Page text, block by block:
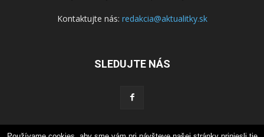
Kontaktujte nás: redakcia@aktualitky.sk
SLEDUJTE NÁS